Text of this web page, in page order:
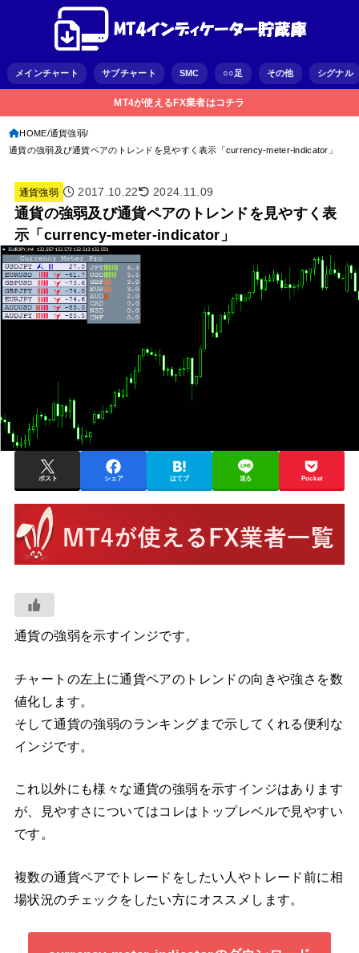
メインチャート サブチャート SMC ○○足 その他 シグナル
MT4が使えるFX業者はコチラ
HOME 通貨強弱
通貨の強弱及び通貨ペアのトレンドを見やすく表示「currency-meter-indicator」
通貨強弱 2017.10.22 2024.11.09
通貨の強弱及び通貨ペアのトレンドを見やすく表
示「currency-meter-indicator」
ポスト シェア はてブ 送る Pocket
通貨の強弱を示すインジです。
チャートの左上に通貨ペアのトレンドの向きや強さを数
値化します。
そして通貨の強弱のランキングまで示してくれる便利な
インジです。
これ以外にも様々な通貨の強弱を示すインジはあります
が、見やすさについてはコレはトップレベルで見やすい
です。
複数の通貨ペアでトレードをしたい人やトレード前に相
場状況のチェックをしたい方にオススメします。